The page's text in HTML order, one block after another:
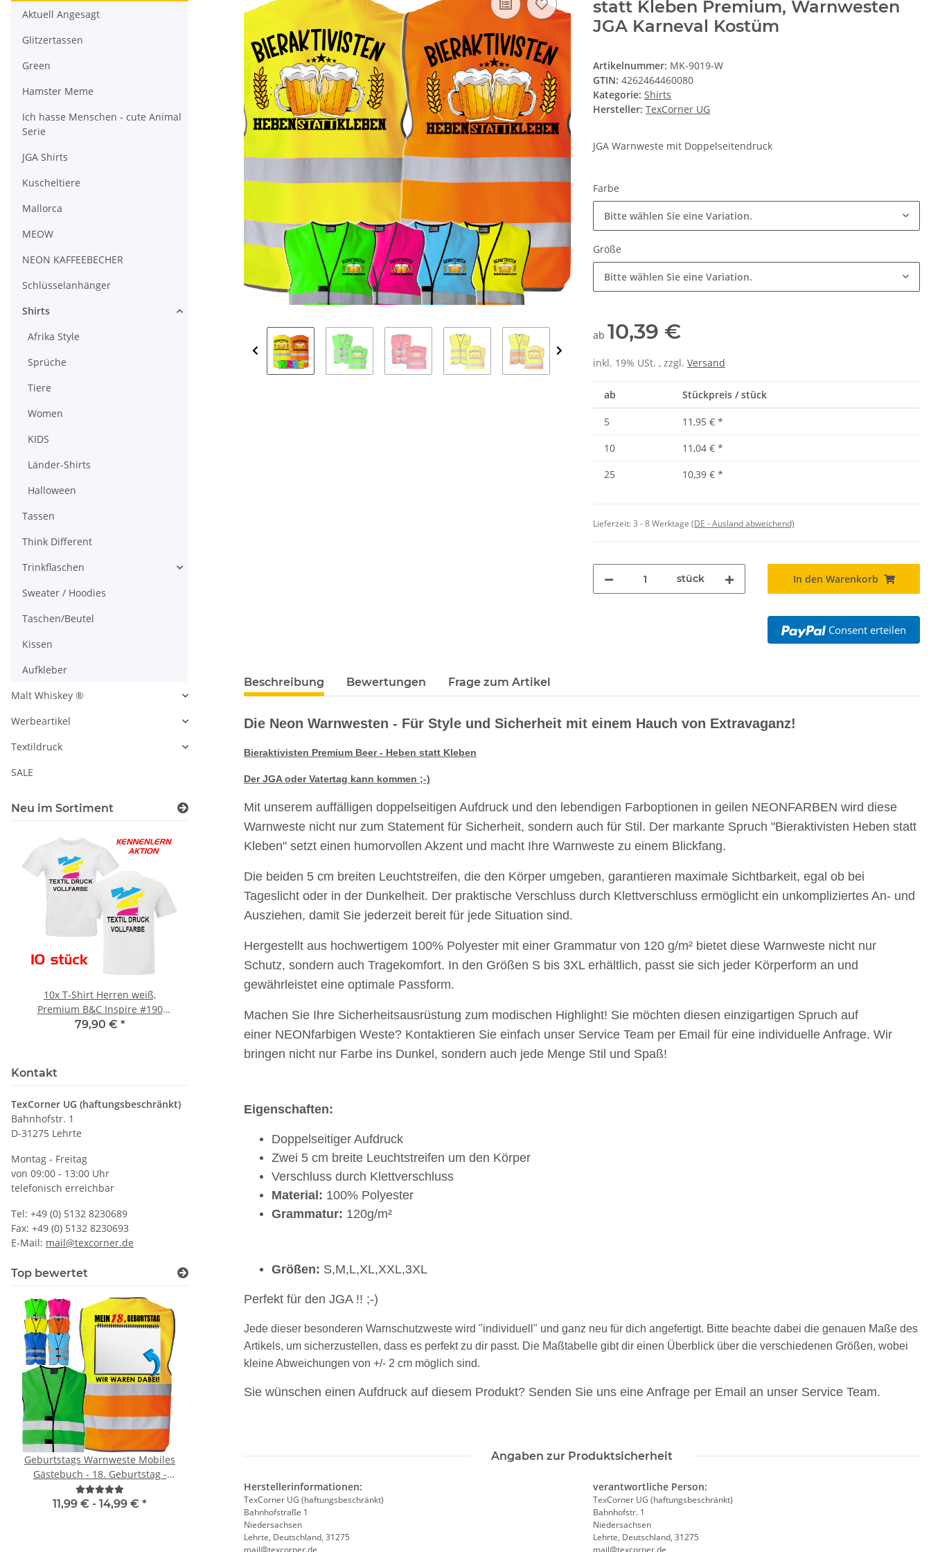
statt Kleben Premium, Warnwesten
JGA Karneval Kostüm
Artikelnummer: MK-9019-W
GTIN: 4262464460080
Kategorie: Shirts
Hersteller: TexCorner UG
JGA Warnweste mit Doppelseitendruck
Farbe
Bitte wählen Sie eine Variation.
Größe
Bitte wählen Sie eine Variation.
ab 10,39 €
inkl. 19% USt. , zzgl. Versand
ab Stückpreis / stück
5 11,95 € *
10
11,04 € *
25
10,39 € *
Lieferzeit:3 - 8 Werktage (DE - Ausland abweichend)
stück In den Warenkorb
Consent erteilen
Beschreibung Bewertungen Frage zum Artikel
Die Neon Warnwesten - Für Style und Sicherheit mit einem Hauch von Extravaganz!
Bieraktivisten Premium Beer - Heben statt Kleben
Der JGA oder Vatertag kann kommen ;-)
Mit unserem auffälligen doppelseitigen Aufdruck und den lebendigen Farboptionen in geilen NEONFARBEN wird diese
Warnweste nicht nur zum Statement für Sicherheit, sondern auch für Stil. Der markante Spruch "Bieraktivisten Heben statt
Kleben" setzt einen humorvollen Akzent und macht Ihre Warnweste zu einem Blickfang.
Die beiden 5 cm breiten Leuchtstreifen, die den Körper umgeben, garantieren maximale Sichtbarkeit, egal ob bei
Tageslicht oder in der Dunkelheit. Der praktische Verschluss durch Klettverschluss ermöglicht ein unkompliziertes An- und
Ausziehen, damit Sie jederzeit bereit für jede Situation sind.
Hergestellt aus hochwertigem 100% Polyester mit einer Grammatur von 120 g/m² bietet diese Warnweste nicht nur
Schutz, sondern auch Tragekomfort. In den Größen S bis 3XL erhältlich, passt sie sich jeder Körperform an und
gewährleistet eine optimale Passform.
Machen Sie Ihre Sicherheitsausrüstung zum modischen Highlight! Sie möchten diesen einzigartigen Spruch auf
einer NEONfarbigen Weste? Kontaktieren Sie einfach unser Service Team per Email für eine individuelle Anfrage. Wir
bringen nicht nur Farbe ins Dunkel, sondern auch jede Menge Stil und Spaß!
Eigenschaften:
Doppelseitiger Aufdruck
Zwei 5 cm breite Leuchtstreifen um den Körper
Verschluss durch Klettverschluss
Material: 100% Polyester
Grammatur: 120g/m²
Größen: S,M,L,XL,XXL,3XL
Perfekt für den JGA !! ;-)
Jede dieser besonderen Warnschutzweste wird "individuell" und ganz neu für dich angefertigt. Bitte beachte dabei die genauen Maße des
Artikels, um sicherzustellen, dass es perfekt zu dir passt. Die Maßtabelle gibt dir einen Überblick über die verschiedenen Größen, wobei
kleine Abweichungen von +/- 2 cm möglich sind.
Sie wünschen einen Aufdruck auf diesem Produkt? Senden Sie uns eine Anfrage per Email an unser Service Team.
Angaben zur Produktsicherheit
Herstellerinformationen:
TexCorner UG (haftungsbeschränkt)
Bahnhofstraße 1
Niedersachsen
Lehrte, Deutschland, 31275
verantwortliche Person:
TexCorner UG (haftungsbeschränkt)
Bahnhofstr. 1
Niedersachsen
Lehrte, Deutschland, 31275
Aktuell Angesagt
Glitzertassen
Green
Hamster Meme
Ich hasse Menschen - cute Animal
Serie
JGA Shirts
Kuscheltiere
Mallorca
MEOW
NEON KAFFEEBECHER
Schlüsselanhänger
Shirts
Afrika Style
Sprüche
Tiere
Women
KIDS
Länder-Shirts
Halloween
Tassen
Think Different
Trinkflaschen
Sweater / Hoodies
Taschen/Beutel
Kissen
Aufkleber
Malt Whiskey ®
Werbeartikel
Textildruck
SALE
Neu im Sortiment
10x T-Shirt Herren weiß,
Premium B&C Inspire #190
Rundhals mit EINER
79,90 € *
LEITUNG SAMMELSTELLE
Piktogramm Warnweste auch mit
farbig 1000ml inkl.
Wunschnamen
14,99 €
Premium B&C Inspire #190
Rundhals mit EINER
Druckposition CMYK
Piktogramm Warnweste auch mit
vielen Taschen S-3XL
11,17 €
Kontakt
TexCorner UG (haftungsbeschränkt)
Bahnhofstr. 1
D-31275 Lehrte
Montag - Freitag
von 09:00 - 13:00 Uhr
telefonisch erreichbar
Tel: +49 (0) 5132 8230689
Fax: +49 (0) 5132 8230693
E-Mail: mail@texcorner.de
Top bewertet
Geburtstags Warnweste Mobiles
Gästebuch - 18. Geburtstag -
Wunschzahl - Neon Warnweste
11,99 € - 14,99 € *
Brandschutzhelfer /
Weste rot/gelb S-3XL
11,18 € -14,90 €*
Korntex® - Kinderwarnweste -
Geburtstags Warnweste Mobiles
Wunschzahl - Neon Warnweste
11,99 € -14,99 €*
Brandschutzhelfer /